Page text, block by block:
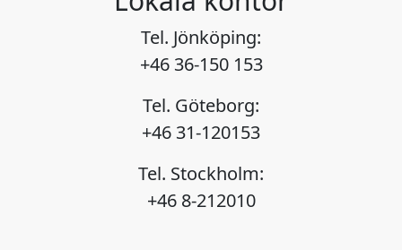
Tel. Jönköping:
+46 36-150 153
Tel. Göteborg:
+46 31-120153
Tel. Stockholm:
+46 8-212010